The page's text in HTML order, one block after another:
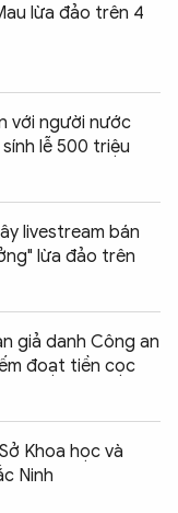
lừa đảo trên 4
với người nước
lễ 500 triệu
livestream bán
lừa đảo trên
giả danh Công an
đoạt tiền cọc
Khoa học và
Ninh